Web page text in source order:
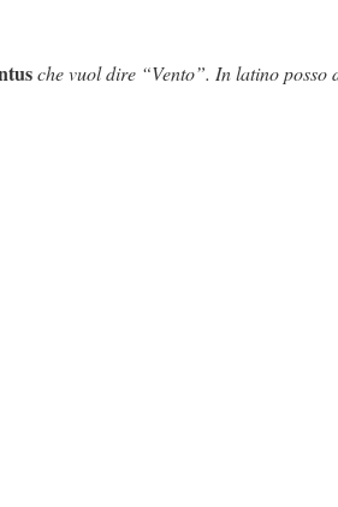
che vuol dire “Vento”. In latino